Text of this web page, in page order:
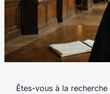
Êtes-vous à la